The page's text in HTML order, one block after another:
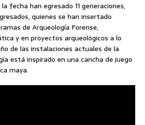
fecha han egresado 11 generaciones,
quienes se han insertado
de Arqueología Forense,
y en proyectos arqueológicos a lo
de las instalaciones actuales de la
está inspirado en una cancha de juego
maya.